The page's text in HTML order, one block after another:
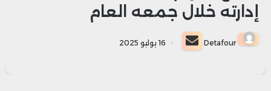
إدارته خلال جمعه العام
Detafour
أرسل
بريدا
16 يوليو 2025